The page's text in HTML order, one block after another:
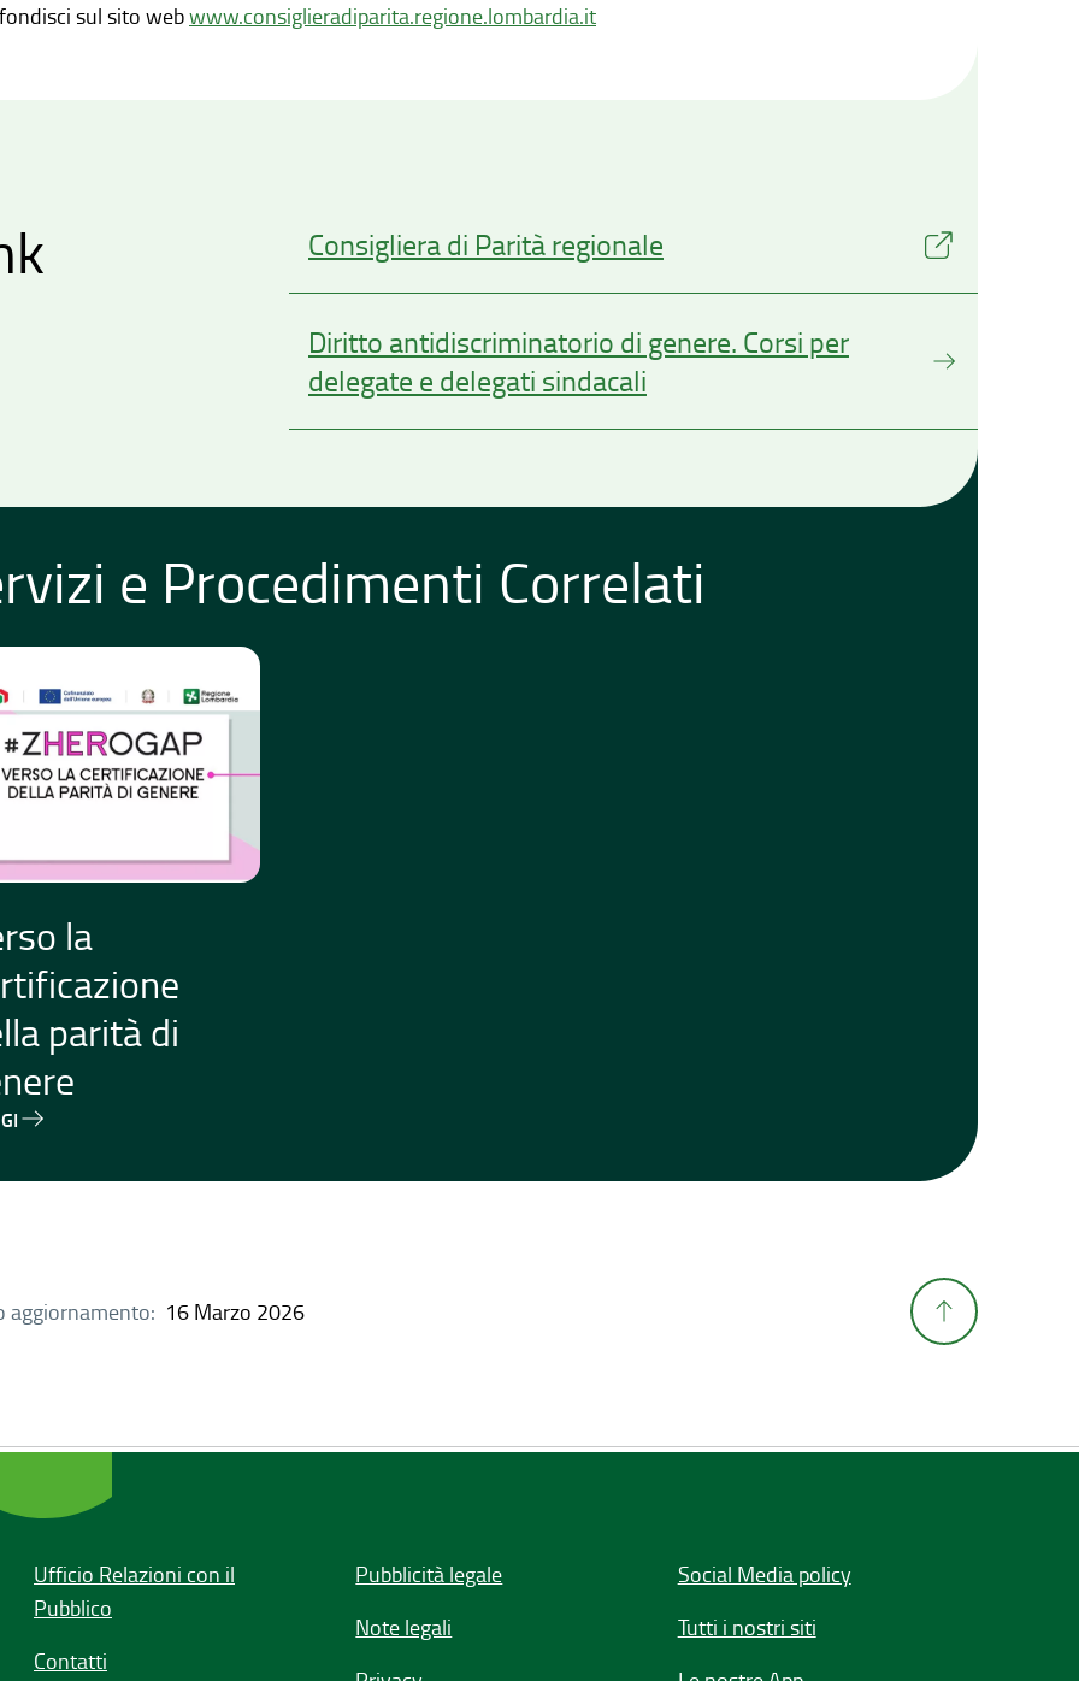
sul sito webwww.consiglieradiparita.regione.lombardia.it
Consigliera di Parità regionale
Diritto antidiscriminatorio di genere. Corsi per
delegate e delegati sindacali
e Procedimenti Correlati
la
parità di
aggiornamento: 16 Marzo 2026
Ufficio Relazioni con il
Pubblico
Contatti
Pubblicità legale
Note legali
Social Media policy
Tutti i nostri siti